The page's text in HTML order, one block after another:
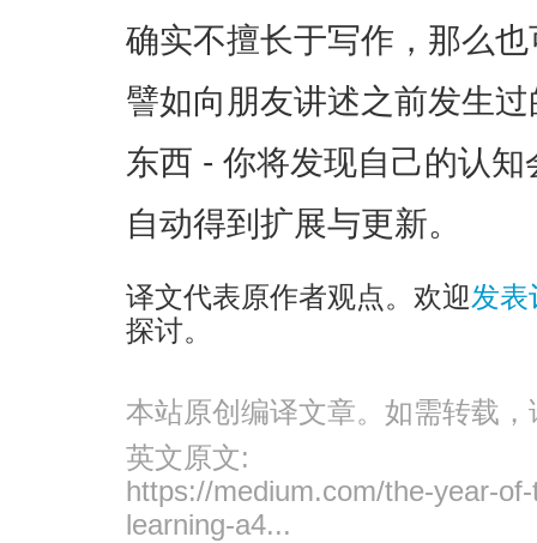
确实不擅长于写作，那么
譬如向朋友讲述之前发生
东西 - 你将发现自己的认
自动得到扩展与更新。
译文代表原作者观点。欢迎发表
探讨。
本站原创编译文章。如需转载
英文原文:
https://medium.com/the-year-
learning-a4...